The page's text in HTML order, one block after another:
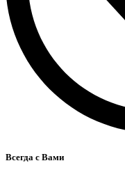
Всегда с Вами